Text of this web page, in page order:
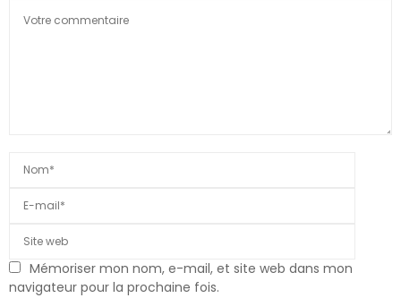
Mémoriser mon nom, e-mail, et site web dans mon
navigateur pour la prochaine fois.